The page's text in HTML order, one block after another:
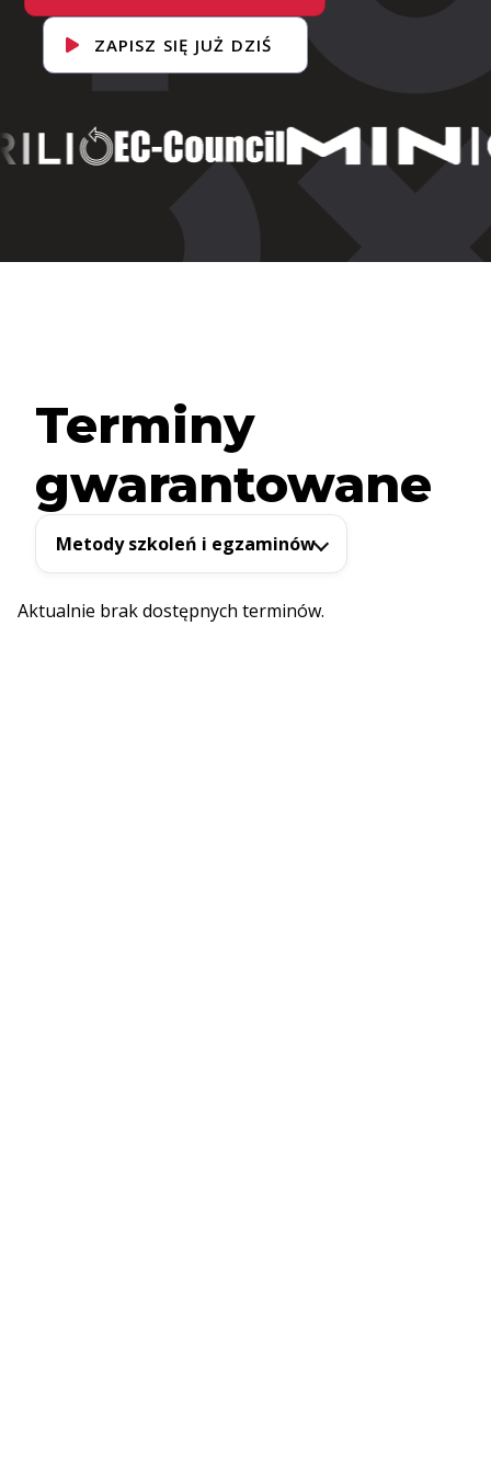
ZAPISZ SIĘ JUŻ DZIŚ
Terminy
gwarantowane
Metody szkoleń i egzaminów
Aktualnie brak dostępnych terminów.